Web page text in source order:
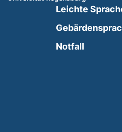
in a new window)
Leichte
Notfall